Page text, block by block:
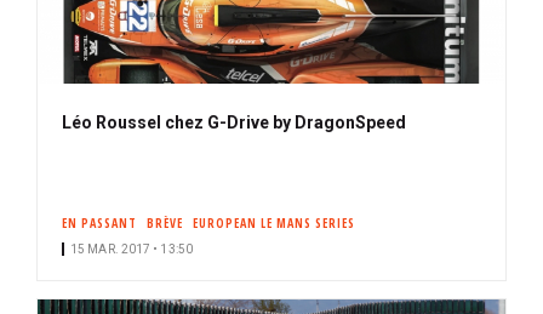
Léo Roussel chez G-Drive by DragonSpeed
EN PASSANT BRÈVE EUROPEAN LE MANS SERIES
15 MAR. 2017 • 13:50